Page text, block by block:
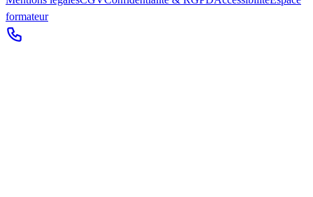
formateur